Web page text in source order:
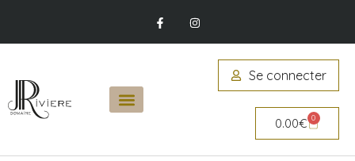
Se connecter
0.00€ 0